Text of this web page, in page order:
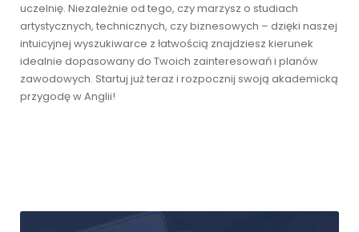
uczelnię. Niezależnie od tego, czy marzysz o studiach
artystycznych, technicznych, czy biznesowych – dzięki naszej
intuicyjnej wyszukiwarce z łatwością znajdziesz kierunek
idealnie dopasowany do Twoich zainteresowań i planów
zawodowych. Startuj już teraz i rozpocznij swoją akademicką
przygodę w Anglii!